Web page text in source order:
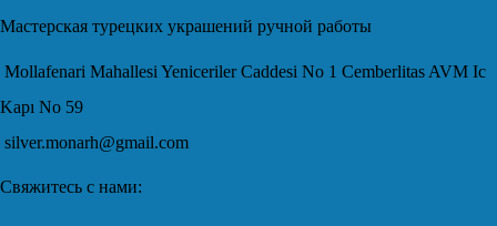
Мастерская турецких украшений ручной работы
Mollafenari Mahallesi Yeniceriler Caddesi No 1 Cemberlitas AVM Ic
Kapı No 59
silver.monarh@gmail.com
Свяжитесь с нами: